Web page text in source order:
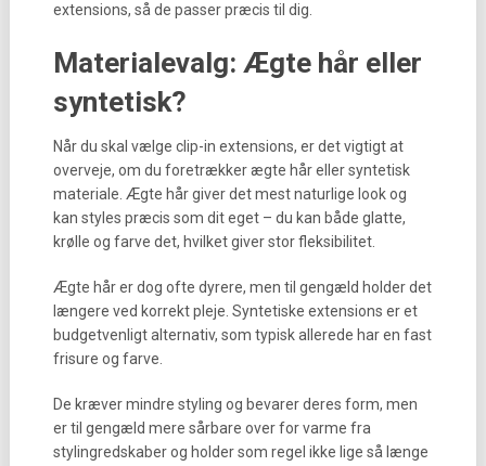
extensions, så de passer præcis til dig.
Materialevalg: Ægte hår eller
syntetisk?
Når du skal vælge clip-in extensions, er det vigtigt at
overveje, om du foretrækker ægte hår eller syntetisk
materiale. Ægte hår giver det mest naturlige look og
kan styles præcis som dit eget – du kan både glatte,
krølle og farve det, hvilket giver stor fleksibilitet.
Ægte hår er dog ofte dyrere, men til gengæld holder det
længere ved korrekt pleje. Syntetiske extensions er et
budgetvenligt alternativ, som typisk allerede har en fast
frisure og farve.
De kræver mindre styling og bevarer deres form, men
er til gengæld mere sårbare over for varme fra
stylingredskaber og holder som regel ikke lige så længe